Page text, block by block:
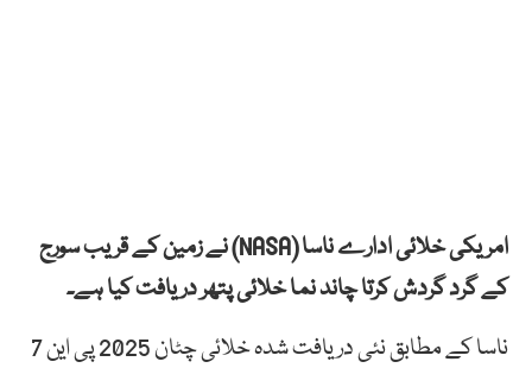
امریکی خلائی ادارے ناسا (NASA) نے زمین کے قریب سورج
کے گرد گردش کرتا چاند نما خلائی پتھر دریافت کیا ہے۔
ناسا کے مطابق نئی دریافت شدہ خلائی چٹان 2025 پی این 7